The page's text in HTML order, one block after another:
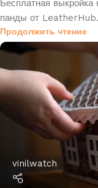
Бесплатная выкройка
панды от
Продолжить чтение
vinilwatch